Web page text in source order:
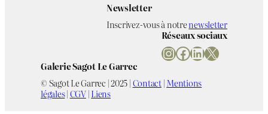
Newsletter
Inscrivez-vous à notrenewsletter
Réseaux sociaux
InstagramFacebook LinkedIn X
Galerie Sagot Le Garrec
© Sagot Le Garrec | 2025 |Contact|Mentions
légales|CGV|Liens